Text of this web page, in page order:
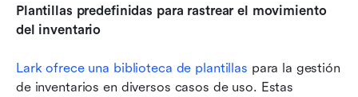
Plantillas predefinidas para rastrear el movimiento
del inventario
Lark ofrece una biblioteca de plantillas para la gestión
de inventarios en diversos casos de uso. Estas